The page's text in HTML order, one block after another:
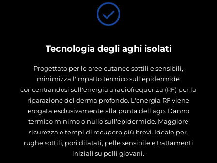
Tecnologia degli aghi isolati
Progettato per le aree cutanee sottili e sensibili,
minimizza l'impatto termico sull'epidermide
concentrandosi sull'energia a radiofrequenza (RF) per la
riparazione del derma profondo. L'energia RF viene
erogata esclusivamente alla punta dell'ago. Danno
termico minimo o nullo sull'epidermide. Maggiore
sicurezza e tempi di recupero più brevi. Ideale per:
rughe sottili, pori dilatati, pelle sensibile e trattamenti
iniziali su pelli giovani.